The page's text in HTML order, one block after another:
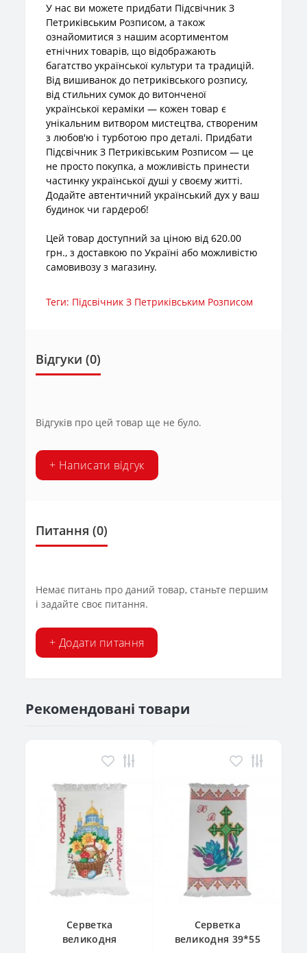
У нас ви можете придбати Підсвічник З
Петриківським Розписом, а також
ознайомитися з нашим асортиментом
етнічних товарів, що відображають
багатство української культури та традицій.
Від вишиванок до петриківського розпису,
від стильних сумок до витонченої
української кераміки — кожен товар є
унікальним витвором мистецтва, створеним
з любов'ю і турботою про деталі. Придбати
Підсвічник З Петриківським Розписом — це
не просто покупка, а можливість принести
частинку української душі у своєму житті.
Додайте автентичний український дух у ваш
будинок чи гардероб!
Цей товар доступний за ціною від 620.00
грн., з доставкою по Україні або можливістю
самовивозу з магазину.
Теги: Підсвічник З Петриківським Розписом
Відгуки (0)
Відгуків про цей товар ще не було.
+ Написати відгук
Питання (0)
Немає питань про даний товар, станьте першим
і задайте своє питання.
+ Додати питання
Рекомендовані товари
Серветка
великодня
Серветка
великодня 39*55